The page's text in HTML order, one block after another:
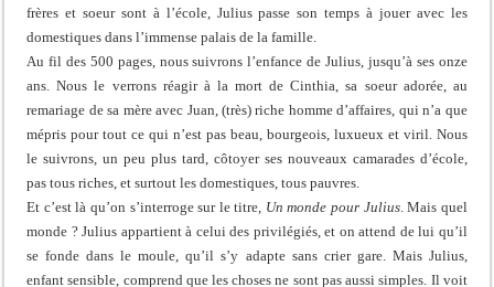
frères et soeur sont à l’école, Julius passe son temps à jouer avec les
domestiques dans l’immense palais de la famille.
Au fil des 500 pages, nous suivrons l’enfance de Julius, jusqu’à ses onze
ans. Nous le verrons réagir à la mort de Cinthia, sa soeur adorée, au
remariage de sa mère avec Juan, (très) riche homme d’affaires, qui n’a que
mépris pour tout ce qui n’est pas beau, bourgeois, luxueux et viril. Nous
le suivrons, un peu plus tard, côtoyer ses nouveaux camarades d’école,
pas tous riches, et surtout les domestiques, tous pauvres.
Et c’est là qu’on s’interroge sur le titre, Un monde pour Julius. Mais quel
monde ? Julius appartient à celui des privilégiés, et on attend de lui qu’il
se fonde dans le moule, qu’il s’y adapte sans crier gare. Mais Julius,
enfant sensible, comprend que les choses ne sont pas aussi simples. Il voit